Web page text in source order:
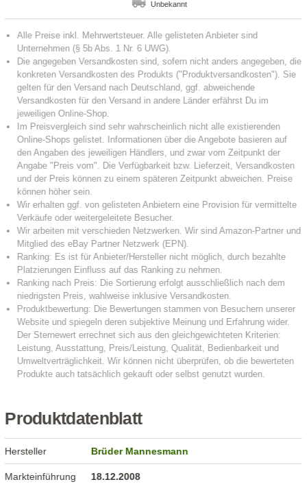
Unbekannt
Produktdatenblatt
Hersteller Brüder Mannesmann
Markteinführung 18.12.2008